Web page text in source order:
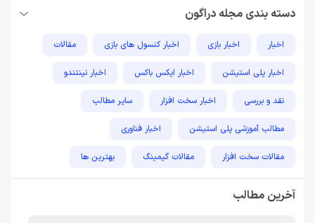
دسته بندی مجله دراگون
اخبار اخبار بازی اخبار کنسول های بازی مقالات
اخبار پلی استیشن اخبار ایکس باکس اخبار نینتندو
نقد و بررسی اخبار سخت افزار سایر مطالب
مطالب آموزشی پلی استیشن اخبار فناوری
مقالات سخت افزار مقالات گیمینگ بهترین ها
آخرین مطالب